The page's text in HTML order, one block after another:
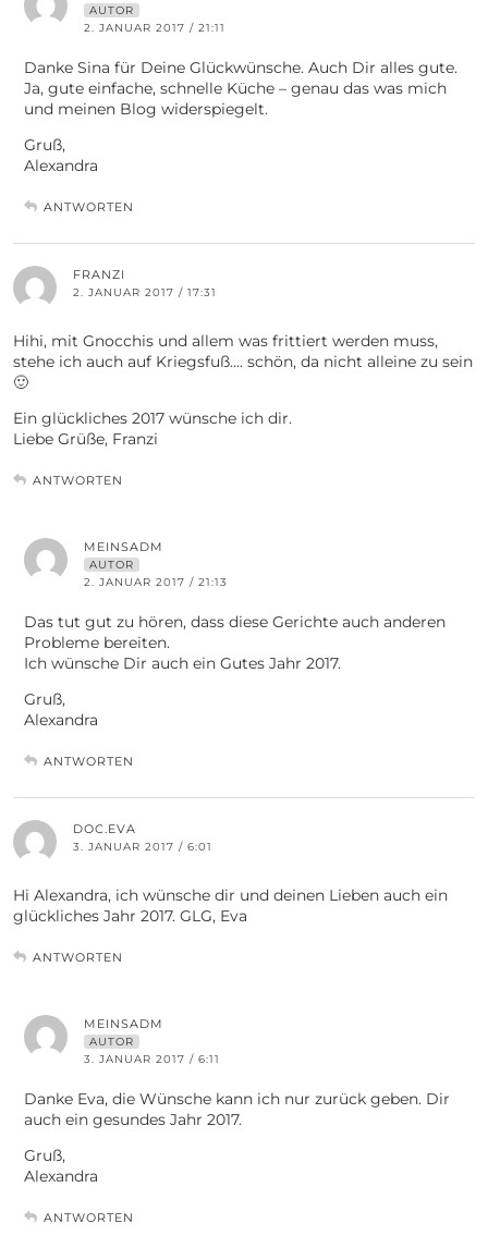
AUTOR
2. JANUAR 2017 / 21:11
Danke Sina für Deine Glückwünsche. Auch Dir alles gute.
Ja, gute einfache, schnelle Küche – genau das was mich
und meinen Blog widerspiegelt.
Gruß,
Alexandra
ANTWORTEN
FRANZI
2. JANUAR 2017 / 17:31
Hihi, mit Gnocchis und allem was frittiert werden muss,
stehe ich auch auf Kriegsfuß…. schön, da nicht alleine zu sein
🙂
Ein glückliches 2017 wünsche ich dir.
Liebe Grüße, Franzi
ANTWORTEN
MEINSADM
AUTOR
2. JANUAR 2017 / 21:13
Das tut gut zu hören, dass diese Gerichte auch anderen
Probleme bereiten.
Ich wünsche Dir auch ein Gutes Jahr 2017.
Gruß,
Alexandra
ANTWORTEN
DOC.EVA
3. JANUAR 2017 / 6:01
Hi Alexandra, ich wünsche dir und deinen Lieben auch ein
glückliches Jahr 2017. GLG, Eva
ANTWORTEN
MEINSADM
AUTOR
3. JANUAR 2017 / 6:11
Danke Eva, die Wünsche kann ich nur zurück geben. Dir
auch ein gesundes Jahr 2017.
Gruß,
Alexandra
ANTWORTEN